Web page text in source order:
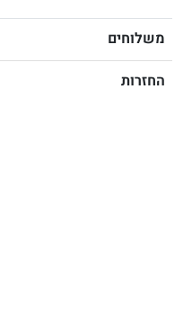
משלוחים
החזרות